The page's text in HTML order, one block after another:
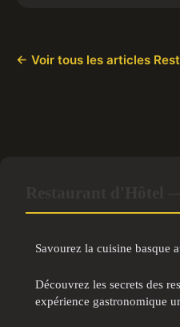
← Voir tous les articles
Savourez la cuisine basque
Découvrez les secrets des
expérience gastronomique